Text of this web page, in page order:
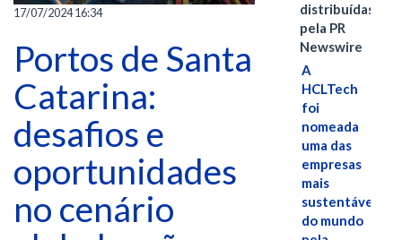
17/07/2024 16:34
Portos de Santa
Catarina:
desafios e
oportunidades
no cenário
distribuídas
pela PR
Newswire
A
HCLTech
foi
nomeada
uma das
empresas
mais
sustentáveis
do mundo